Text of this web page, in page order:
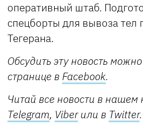
оперативный штаб.
спецборты для вывоза тел
Тегерана.
Обсудить эту новость
странице в Facebook.
Читай все новости в нашем
Telegram, Viberили в Twitter.